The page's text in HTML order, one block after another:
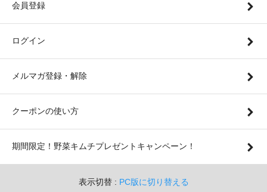
会員登録
ログイン
メルマガ登録・解除
クーポンの使い方
期間限定！野菜キムチプレゼントキャンペーン！
表示切替 : PC版に切り替える